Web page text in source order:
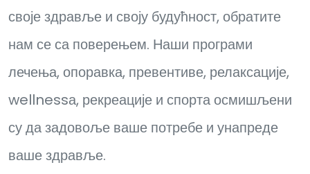
своје здравље и своју будућност, обратите
нам се са поверењем. Наши програми
лечења, опоравка, превентиве, релаксације,
wellnessа, рекреације и спорта осмишљени
су да задовоље ваше потребе и унапреде
ваше здравље.